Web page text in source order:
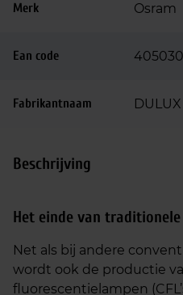
Merk Osram
Ean code
Fabrikantnaam DULUX
Beschrijving
Het einde van traditionele
Net als bij andere
wordt ook de productie
fluorescentielampen